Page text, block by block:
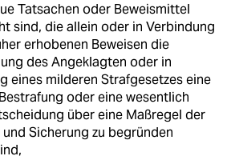
Tatsachen oder Beweismittel
sind, die allein oder in Verbindung
erhobenen Beweisen die
des Angeklagten oder in
eines milderen Strafgesetzes eine
oder eine wesentlich
über eine Maßregel der
und Sicherung zu begründen